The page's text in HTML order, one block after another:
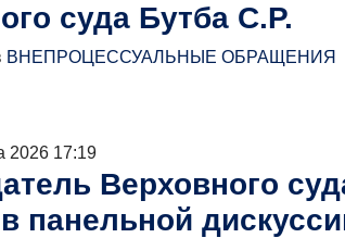
суда Бутба С.Р.
ВНЕПРОЦЕССУАЛЬНЫЕ ОБРАЩЕНИЯ
2026 17:19
Верховного
панельной